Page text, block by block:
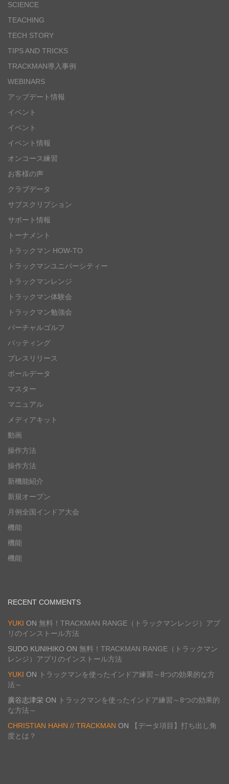
SCIENCE
TEACHING
TECH STORY
TIPS AND TRICKS
TRACKMAN導入事例
WEBINARS
アップデート情報
イベント
イベント
イベント情報
オンコース練習
お客様の声
クラブデータ
サブスクリプション
サポート情報
トーナメント
トラックマン HOW-TO
トラックマンユニバーシティー
トラックマンレンジ
トラックマン体験会
トラックマン勉強会
バーチャルゴルフ
パッティング
プレスリリース
ボールデータ
マスター
マニュアル
メディアキット
動画
操作方法
操作方法
新機能紹介
新規オープン
月例全国インドア大会
機能
機能
機能
RECENT COMMENTS
YUKI ON 無料！TRACKMAN RANGE（トラックマンレンジ）アプ
リのインストール方法
SUDO KUNIHIKO ON 無料！TRACKMAN RANGE（トラックマン
レンジ）アプリのインストール方法
YUKI ON
トラックマンを使ったインドア練習～8つの効果的な方
法～
廣谷志津栄 ON
トラックマンを使ったインドア練習～8つの効果的
な方法～
CHRISTIAN HAHN // TRACKMAN ON
【データ項目】打ち出し角
度とは？